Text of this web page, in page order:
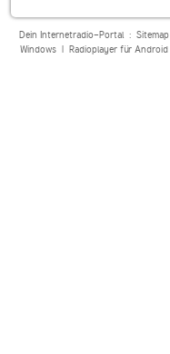
Dein Internetradio-Portal : Sitemap
Windows| Radioplayer für Android